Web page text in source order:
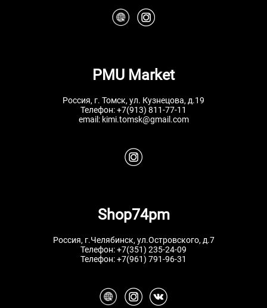
PMU Market
Россия, г. Томск, ул. Кузнецова, д.19
Телефон:+7(913) 811-77-11
email: kimi.tomsk@gmail.com
Shop74pm
Россия, г.Челябинск, ул.Островского, д.7
Телефон:+7(351) 235-24-09
Телефон:+7(961) 791-96-31